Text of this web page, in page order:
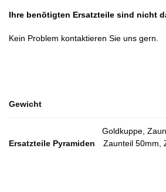
Ihre benötigten Ersatzteile sind nicht
Kein Problem kontaktieren Sie uns gern.
Gewicht
Ersatzteile Pyramiden
Goldkuppe,
Zaunteil 50mm,